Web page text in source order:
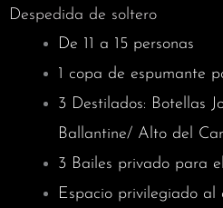
Despedida de soltero
De 11 a 15 personas
1 copa de espumante
3 Destilados: Botellas
Ballantine/ Alto del
3 Bailes privado para
Espacio privilegiado al